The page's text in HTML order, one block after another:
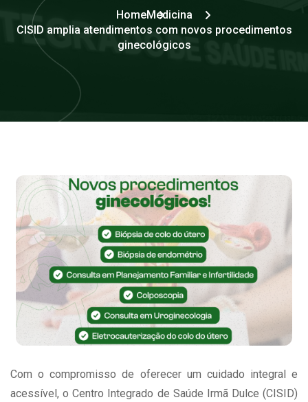
HomeMedicina
CISID amplia atendimentos com novos procedimentos
ginecológicos
Com o compromisso de oferecer um cuidado integral e
acessível, o Centro Integrado de Saúde Irmã Dulce (CISID)